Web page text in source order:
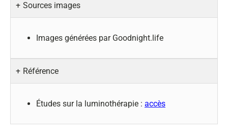
Sources images
Images générées par Goodnight.life
Référence
Études sur la luminothérapie : accès